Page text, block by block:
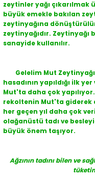
zeytinler yağı
büyük emekle bakılan
zeytinyağına
zeytinyağıdır.
sanayide kullanılır.
Gelelim Mut Zeytinyağı
hasadının yapıldığı ilk
Mut'ta daha çok
rekoltenin Mut'ta giderek
her geçen yıl daha çok
olağanüstü tadı ve
büyük önem taşıyor.
Ağzının tadını bilen ve